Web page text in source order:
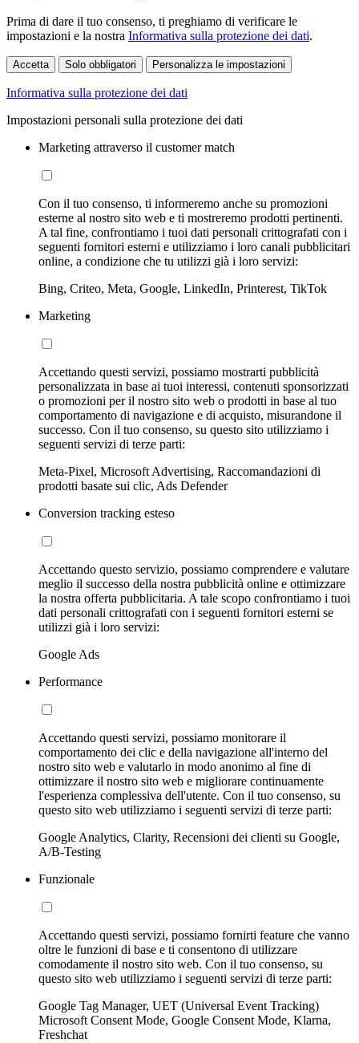
Prima di dare il tuo consenso, ti preghiamo di verificare le
impostazioni e la nostra Informativa sulla protezione dei dati.
Accetta Solo obbligatori Personalizza le impostazioni
Informativa sulla protezione dei dati
Impostazioni personali sulla protezione dei dati
Marketing attraverso il customer match
Con il tuo consenso, ti informeremo anche su promozioni
esterne al nostro sito web e ti mostreremo prodotti pertinenti.
A tal fine, confrontiamo i tuoi dati personali crittografati con i
seguenti fornitori esterni e utilizziamo i loro canali pubblicitari
online, a condizione che tu utilizzi già i loro servizi:
Bing, Criteo, Meta, Google, LinkedIn, Printerest, TikTok
Marketing
Accettando questi servizi, possiamo mostrarti pubblicità
personalizzata in base ai tuoi interessi, contenuti sponsorizzati
o promozioni per il nostro sito web o prodotti in base al tuo
comportamento di navigazione e di acquisto, misurandone il
successo. Con il tuo consenso, su questo sito utilizziamo i
seguenti servizi di terze parti:
Meta-Pixel, Microsoft Advertising, Raccomandazioni di
prodotti basate sui clic, Ads Defender
Conversion tracking esteso
Accettando questo servizio, possiamo comprendere e valutare
meglio il successo della nostra pubblicità online e ottimizzare
la nostra offerta pubblicitaria. A tale scopo confrontiamo i tuoi
dati personali crittografati con i seguenti fornitori esterni se
utilizzi già i loro servizi:
Google Ads
Performance
Accettando questi servizi, possiamo monitorare il
comportamento dei clic e della navigazione all'interno del
nostro sito web e valutarlo in modo anonimo al fine di
ottimizzare il nostro sito web e migliorare continuamente
l'esperienza complessiva dell'utente. Con il tuo consenso, su
questo sito web utilizziamo i seguenti servizi di terze parti:
Google Analytics, Clarity, Recensioni dei clienti su Google,
A/B-Testing
Funzionale
Accettando questi servizi, possiamo fornirti feature che vanno
oltre le funzioni di base e ti consentono di utilizzare
comodamente il nostro sito web. Con il tuo consenso, su
questo sito web utilizziamo i seguenti servizi di terze parti:
Google Tag Manager, UET (Universal Event Tracking)
Microsoft Consent Mode, Google Consent Mode, Klarna,
Freshchat